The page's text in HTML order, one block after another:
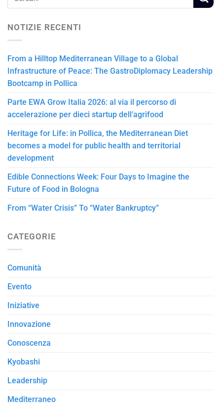
NOTIZIE RECENTI
From a Hilltop Mediterranean Village to a Global
Infrastructure of Peace: The GastroDiplomacy Leadership
Bootcamp in Pollica
Parte EWA Grow Italia 2026: al via il percorso di
accelerazione per dieci startup dell’agrifood
Heritage for Life: in Pollica, the Mediterranean Diet
becomes a model for public health and territorial
development
Edible Connections Week: Four Days to Imagine the
Future of Food in Bologna
From “Water Crisis” To “Water Bankruptcy”
CATEGORIE
Comunità
Evento
Iniziative
Innovazione
Conoscenza
Kyobashi
Leadership
Mediterraneo